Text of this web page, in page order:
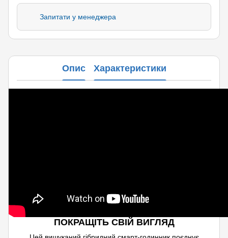
Запитати у менеджера
Опис Характеристики
ПОКРАЩІТЬ СВІЙ ВИГЛЯД